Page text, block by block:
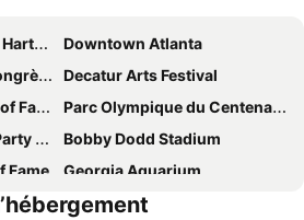
Downtown Atlanta
Decatur Arts Festival
Tours
Parc Olympique du Centenaire
Bobby Dodd Stadium
Fame
Georgia Aquarium
Brookhaven Historic District